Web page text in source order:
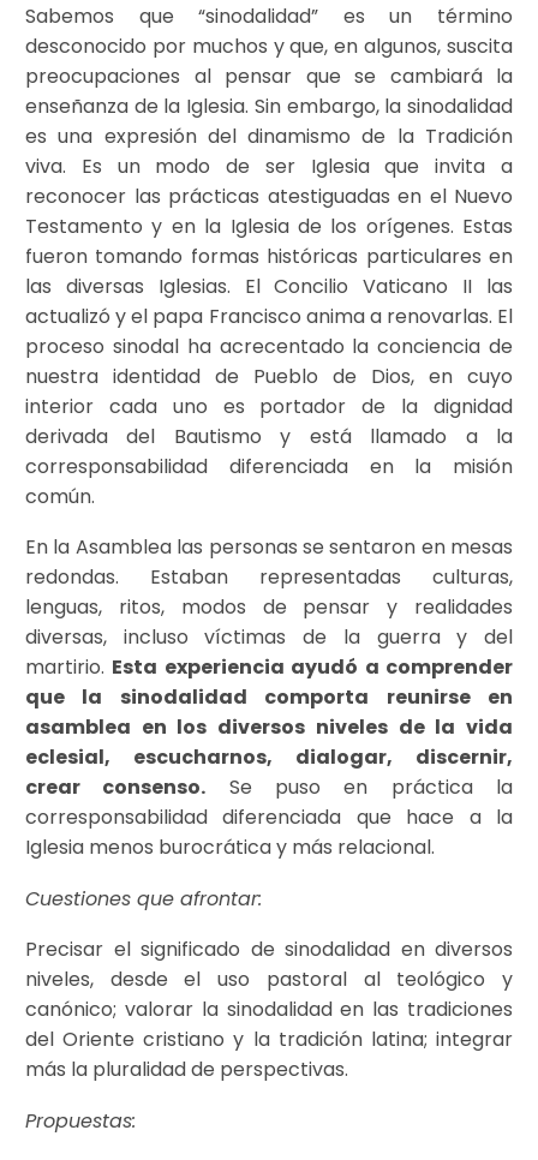
Sabemos que “sinodalidad” es un término
desconocido por muchos y que, en algunos, suscita
preocupaciones al pensar que se cambiará la
enseñanza de la Iglesia. Sin embargo, la sinodalidad
es una expresión del dinamismo de la Tradición
viva. Es un modo de ser Iglesia que invita a
reconocer las prácticas atestiguadas en el Nuevo
Testamento y en la Iglesia de los orígenes. Estas
fueron tomando formas históricas particulares en
las diversas Iglesias. El Concilio Vaticano II las
actualizó y el papa Francisco anima a renovarlas. El
proceso sinodal ha acrecentado la conciencia de
nuestra identidad de Pueblo de Dios, en cuyo
interior cada uno es portador de la dignidad
derivada del Bautismo y está llamado a la
corresponsabilidad diferenciada en la misión
común.
En la Asamblea las personas se sentaron en mesas
redondas. Estaban representadas culturas,
lenguas, ritos, modos de pensar y realidades
diversas, incluso víctimas de la guerra y del
martirio. Esta experiencia ayudó a comprender
que la sinodalidad comporta reunirse en
asamblea en los diversos niveles de la vida
eclesial, escucharnos, dialogar, discernir,
crear consenso. Se puso en práctica la
corresponsabilidad diferenciada que hace a la
Iglesia menos burocrática y más relacional.
Cuestiones que afrontar:
Precisar el significado de sinodalidad en diversos
niveles, desde el uso pastoral al teológico y
canónico; valorar la sinodalidad en las tradiciones
del Oriente cristiano y la tradición latina; integrar
más la pluralidad de perspectivas.
Propuestas: